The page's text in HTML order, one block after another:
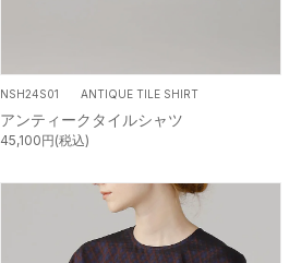
NSH24S01 ANTIQUE TILE SHIRT
アンティークタイルシャツ
45,100円(税込)